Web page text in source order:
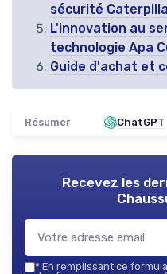
sécurité
L'innovation au
technologie Apa
Guide d'achat et
Résumer ChatGPT
Recevez les
* En remplissant ce